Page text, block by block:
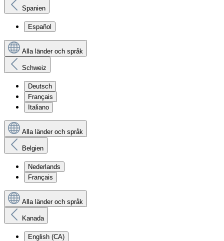
Spanien
Español
Alla länder och språk
Schweiz
Deutsch
Français
Italiano
Alla länder och språk
Belgien
Nederlands
Français
Alla länder och språk
Kanada
English (CA)